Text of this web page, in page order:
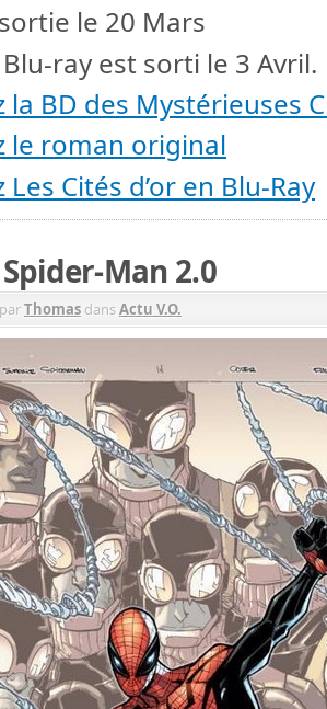
le 20 Mars
ray est sorti le 3 Avril.
la BD des Mystérieuses
le roman original
Cités d’or en Blu-Ray
Man 2.0
Thomas dansActu V.O.